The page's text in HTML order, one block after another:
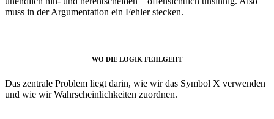
muss in der Argumentation ein Fehler stecken.
WO DIE LOGIK FEHLGEHT
Das zentrale Problem liegt darin, wie wir das Symbol X verwenden
und wie wir Wahrscheinlichkeiten zuordnen.